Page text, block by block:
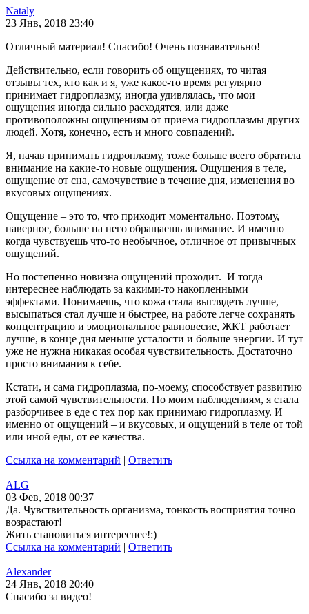
Nataly
23 Янв, 2018 23:40
Отличный материал! Спасибо! Очень познавательно!
Действительно, если говорить об ощущениях, то читая
отзывы тех, кто как и я, уже какое-то время регулярно
принимает гидроплазму, иногда удивлялась, что мои
ощущения иногда сильно расходятся, или даже
противоположны ощущениям от приема гидроплазмы других
людей. Хотя, конечно, есть и много совпадений.
Я, начав принимать гидроплазму, тоже больше всего обратила
внимание на какие-то новые ощущения. Ощущения в теле,
ощущение от сна, самочувствие в течение дня, изменения во
вкусовых ощущениях.
Ощущение – это то, что приходит моментально. Поэтому,
наверное, больше на него обращаешь внимание. И именно
когда чувствуешь что-то необычное, отличное от привычных
ощущений.
Но постепенно новизна ощущений проходит. И тогда
интереснее наблюдать за какими-то накопленными
эффектами. Понимаешь, что кожа стала выглядеть лучше,
высыпаться стал лучше и быстрее, на работе легче сохранять
концентрацию и эмоциональное равновесие, ЖКТ работает
лучше, в конце дня меньше усталости и больше энергии. И тут
уже не нужна никакая особая чувствительность. Достаточно
просто внимания к себе.
Кстати, и сама гидроплазма, по-моему, способствует развитию
этой самой чувствительности. По моим наблюдениям, я стала
разборчивее в еде с тех пор как принимаю гидроплазму. И
именно от ощущений – и вкусовых, и ощущений в теле от той
или иной еды, от ее качества.
Ссылка на комментарий | Ответить
ALG
03 Фев, 2018 00:37
Да. Чувствительность организма, тонкость восприятия точно
возрастают!
Жить становиться интереснее!:)
Ссылка на комментарий | Ответить
Alexander
24 Янв, 2018 20:40
Спасибо за видео!